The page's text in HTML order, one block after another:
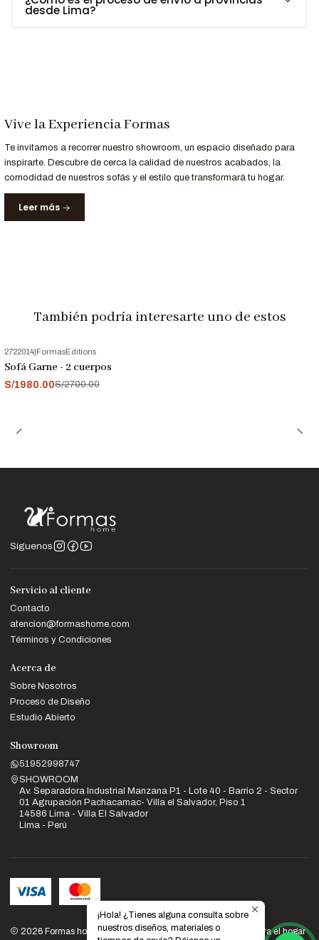
¿Buscas otro tapizado o color?
personalizadas.
Consulta al 952-998-747 para más información.
Entrega y Garantía
Tiempo de entrega
desde Lima?
Vive la Experiencia Formas
Te invitamos a recorrer nuestro showroom, un espacio diseñado para
inspirarte. Descubre de cerca la calidad de nuestros acabados, la
comodidad de nuestros sofás y el estilo que transformará tu hogar.
Leer más
También podría interesarte uno de estos
OFF
2722014|FormasEditions
Sofá Garne - 2 cuerpos
S/1980.00S/2700.00
Síguenos
Servicio al cliente
Contacto
atencion@formashome.com
Términos y Condiciones
Acerca de
Sobre Nosotros
Proceso de Diseño
Estudio Abierto
Showroom
51952998747
SHOWROOM
Av. Separadora Industrial Manzana P1 - Lote 40 - Barrio 2 - Sector
01 Agrupación Pachacamac- Villa el Salvador, Piso 1
14586 Lima - Villa El Salvador
Lima - Perú
2026 Formas home: Venta de muebles de diseño y calidad para el hogar
¡Hola! ¿Tienes alguna consulta sobre
nuestros diseños, materiales o